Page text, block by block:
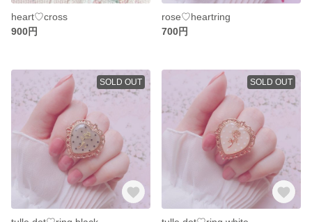
heart♡cross
900円
rose♡heartring
700円
SOLD OUT SOLD OUT